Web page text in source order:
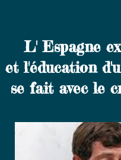
L' Espagne
et l'éducation
se fait avec le